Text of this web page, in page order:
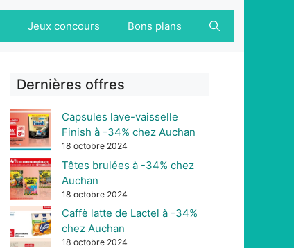
Jeux concours Bons plans
Dernières offres
Capsules lave-vaisselle
Finish à -34% chez Auchan
18 octobre 2024
Têtes brulées à -34% chez
Auchan
18 octobre 2024
Caffè latte de Lactel à -34%
chez Auchan
18 octobre 2024